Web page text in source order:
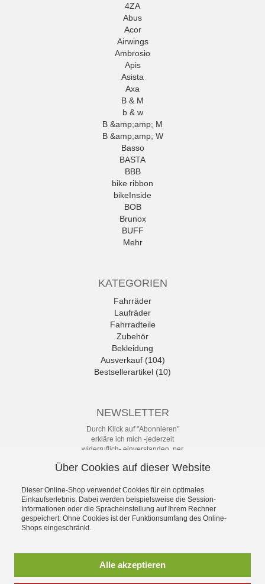
4ZA
Abus
Acor
Airwings
Ambrosio
Apis
Asista
Axa
B & M
b & w
B &amp;amp; M
B &amp;amp; W
Basso
BASTA
BBB
bike ribbon
bikeInside
BOB
Brunox
BUFF
Mehr
KATEGORIEN
Fahrräder
Laufräder
Fahrradteile
Zubehör
Bekleidung
Ausverkauf (104)
Bestsellerartikel (10)
NEWSLETTER
Durch Klick auf "Abonnieren"
erkläre ich mich -jederzeit
widerruflich- einverstanden, per
Abständen über Angebote und
Datenschutzerklärung mit weiteren
Details habe ich zur Kenntnis
genommen.
Abonnieren
Über Cookies auf dieser Website
Dieser Online-Shop verwendet Cookies für ein optimales
Einkaufserlebnis. Dabei werden beispielsweise die Session-
Informationen oder die Spracheinstellung auf Ihrem Rechner
gespeichert. Ohne Cookies ist der Funktionsumfang des Online-
Shops eingeschränkt.
Alle akzeptieren